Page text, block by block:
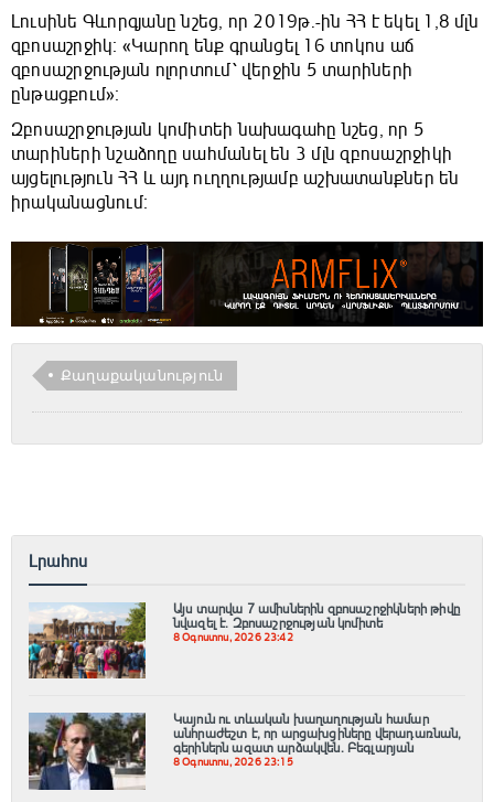
Լուսինե Գևորգյանը նշեց, որ 2019թ.-ին ՀՀ է եկել 1,8 մլն
զբոսաշրջիկ։ «Կարող ենք գրանցել 16 տոկոս աճ
զբոսաշրջության ոլորտում՝ վերջին 5 տարիների
ընթացքում»։
Զբոսաշրջության կոմիտեի նախագահը նշեց, որ 5
տարիների նշաձողը սահմանել են 3 մլն զբոսաշրջիկի
այցելություն ՀՀ և այդ ուղղությամբ աշխատանքներ են
իրականացնում։
Քաղաքականություն
Լրահոս
Այս տարվա 7 ամիսներին զբոսաշրջիկների թիվը
նվազել է. Զբոսաշրջության կոմիտե
8 Օգոստոս, 2026 23:42
Կայուն ու տևական խաղաղության համար
անհրաժեշտ է, որ արցախցիները վերադառնան,
գերիներն ազատ արձակվեն․ Բեգլարյան
8 Օգոստոս, 2026 23:15